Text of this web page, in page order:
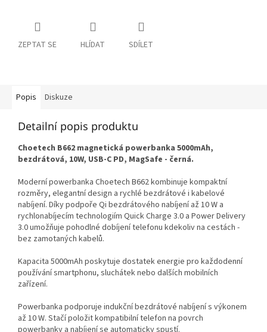
ZEPTAT SE HLÍDAT SDÍLET
Popis Diskuze
Detailní popis produktu
Choetech B662 magnetická powerbanka 5000mAh,
bezdrátová, 10W, USB-C PD, MagSafe - černá.
Moderní powerbanka Choetech B662 kombinuje kompaktní
rozměry, elegantní design a rychlé bezdrátové i kabelové
nabíjení. Díky podpoře Qi bezdrátového nabíjení až 10 W a
rychlonabíjecím technologiím Quick Charge 3.0 a Power Delivery
3.0 umožňuje pohodlné dobíjení telefonu kdekoliv na cestách -
bez zamotaných kabelů.
Kapacita 5000mAh poskytuje dostatek energie pro každodenní
používání smartphonu, sluchátek nebo dalších mobilních
zařízení.
Powerbanka podporuje indukční bezdrátové nabíjení s výkonem
až 10 W. Stačí položit kompatibilní telefon na povrch